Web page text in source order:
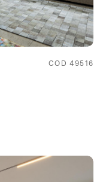
COD 49516